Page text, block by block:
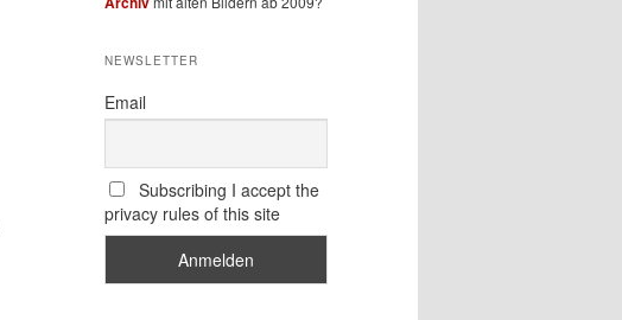
NEWSLETTER
Email
Subscribing I accept the
privacy rules of this site